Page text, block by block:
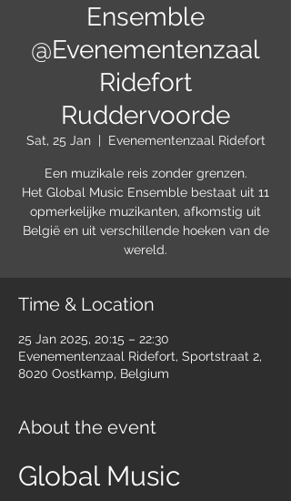
Ensemble
@Evenementenzaal
Ridefort
Ruddervoorde
Sat, 25 Jan
  |
Evenementenzaal Ridefort
Een muzikale reis zonder grenzen.
Het Global Music Ensemble bestaat uit 11
opmerkelijke muzikanten, afkomstig uit
België en uit verschillende hoeken van de
wereld.
Time & Location
25 Jan 2025, 20:15 – 22:30
Evenementenzaal Ridefort, Sportstraat 2,
8020 Oostkamp, Belgium
About the event
Global Music